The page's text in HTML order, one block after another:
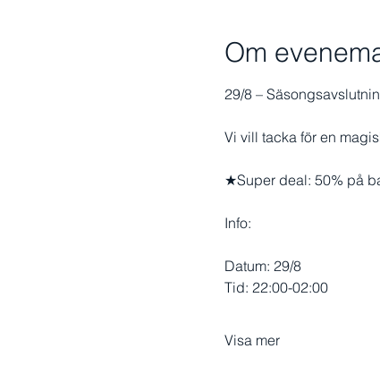
Om
29/8 –
Vi vill tacka för en
★Super deal: 50% på
Info:
Datum: 29/8
Tid: 22:00-02:00
Visa mer